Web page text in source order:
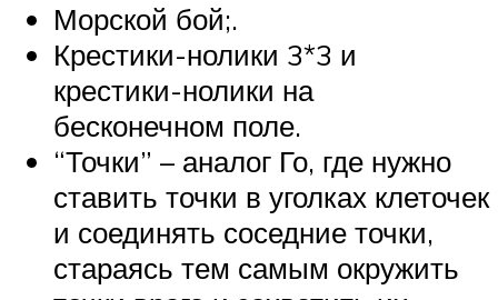
Морской бой;.
Крестики-нолики 3*3 и
крестики-нолики на
бесконечном поле.
“Точки” – аналог Го, где нужно
ставить точки в уголках клеточек
и соединять соседние точки,
стараясь тем самым окружить